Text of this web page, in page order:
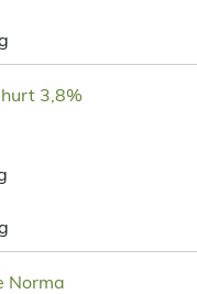
3,8%
Norma